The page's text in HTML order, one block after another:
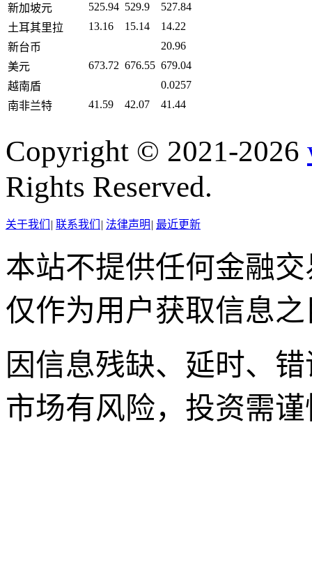
新加坡元
525.94 529.9
527.84
土耳其里拉
13.16 15.14
14.22
新台币
20.96
美元
673.72 676.55 679.04
越南盾
0.0257
南非兰特
41.59 42.07 41.44
Copyright © 2021-2026
Rights Reserved.
关于我们 | 联系我们 | 法律声明 | 最近更新
本站不提供任何金融
仅作为用户获取信息
因信息残缺、延时、
市场有风险，投资需